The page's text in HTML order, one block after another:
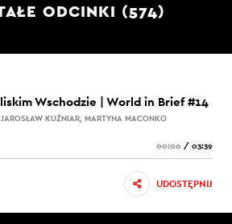
ODCINKI (574)
Wschodzie | World in Brief #14
KUŹNIAR, MARTYNA MACONKO
00:00 / 03:39
UDOSTĘPNIJ